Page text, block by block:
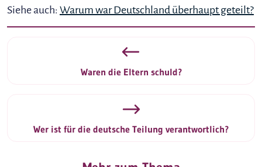
Siehe auch: Warum war Deutschland überhaupt geteilt?
Waren die Eltern schuld?
Wer ist für die deutsche Teilung verantwortlich?